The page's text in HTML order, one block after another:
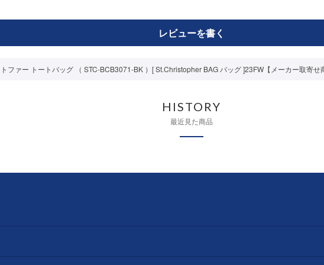
レビューを書く
ファー トートバッグ （ STC-BCB3071-BK ）[ St.Christopher BAG バッグ ]23FW【メーカー取寄せ
HISTORY
最近見た商品